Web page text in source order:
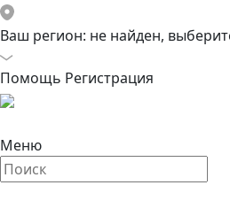
Ваш регион: не найден,
Помощь Регистрация
Меню